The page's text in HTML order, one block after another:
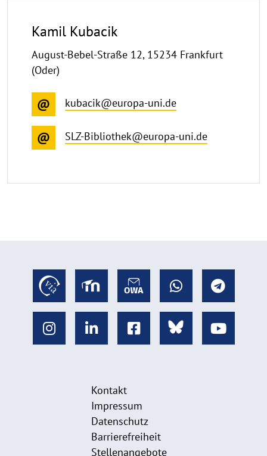
Kamil Kubacik
August-Bebel-Straße 12, 15234 Frankfurt
(Oder)
kubacik@europa-uni.de
SLZ-Bibliothek@europa-uni.de
Kontakt
Impressum
Datenschutz
Barrierefreiheit
Stellenangebote